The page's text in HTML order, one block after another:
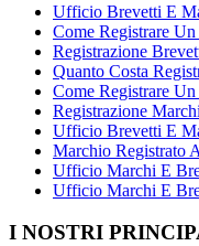
Ufficio Brevetti E
Come Registrare
Registrazione
Quanto Costa
Come Registrare
Registrazione
Ufficio Brevetti E
Marchio Registrato
Ufficio Marchi E
Ufficio Marchi E
I NOSTRI